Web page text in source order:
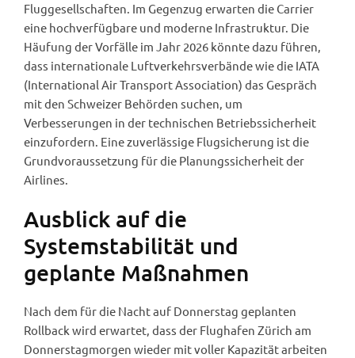
Fluggesellschaften. Im Gegenzug erwarten die Carrier
eine hochverfügbare und moderne Infrastruktur. Die
Häufung der Vorfälle im Jahr 2026 könnte dazu führen,
dass internationale Luftverkehrsverbände wie die IATA
(International Air Transport Association) das Gespräch
mit den Schweizer Behörden suchen, um
Verbesserungen in der technischen Betriebssicherheit
einzufordern. Eine zuverlässige Flugsicherung ist die
Grundvoraussetzung für die Planungssicherheit der
Airlines.
Ausblick auf die
Systemstabilität und
geplante Maßnahmen
Nach dem für die Nacht auf Donnerstag geplanten
Rollback wird erwartet, dass der Flughafen Zürich am
Donnerstagmorgen wieder mit voller Kapazität arbeiten